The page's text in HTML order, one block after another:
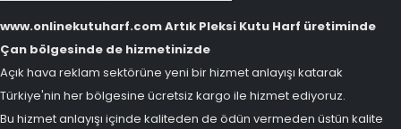
www.onlinekutuharf.com Artık Pleksi Kutu Harf üretiminde
Çan bölgesinde de hizmetinizde
Açık hava reklam sektörüne yeni bir hizmet anlayışı katarak
Türkiye'nin her bölgesine ücretsiz kargo ile hizmet ediyoruz.
Bu hizmet anlayışı içinde kaliteden de ödün vermeden üstün kalite